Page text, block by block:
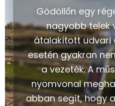
Gödöllőn egy
nagyobb telek
átalakított udvari
esetén gyakran
a vezeték. A
nyomvonal
abban segít, hogy